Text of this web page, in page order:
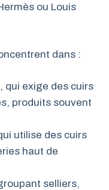
ou Louis
dans :
, qui exige des cuirs
produits souvent
utilise des cuirs
haut de
selliers,